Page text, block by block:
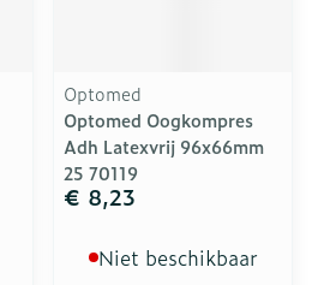
Optomed
Optomed Oogkompres
Adh Latexvrij 96x66mm
25 70119
€ 8,23
Niet beschikbaar